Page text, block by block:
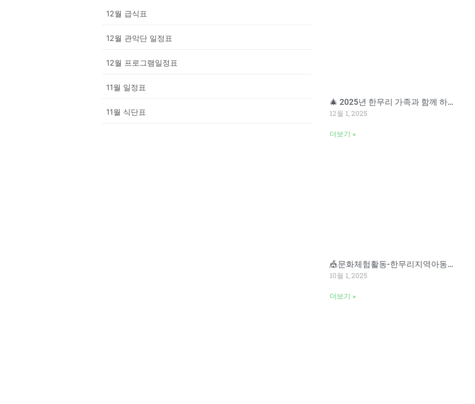
12월 급식표
12월 관악단 일정표
12월 프로그램일정표
11월 일정표
11월 식단표
🎄 2025년 한무리 가족과 함께 하는 송년잔치 🎄
12월 1, 2025
더보기 »
🎪문화체험활동-한무리지역아동센터
10월 1, 2025
더보기 »